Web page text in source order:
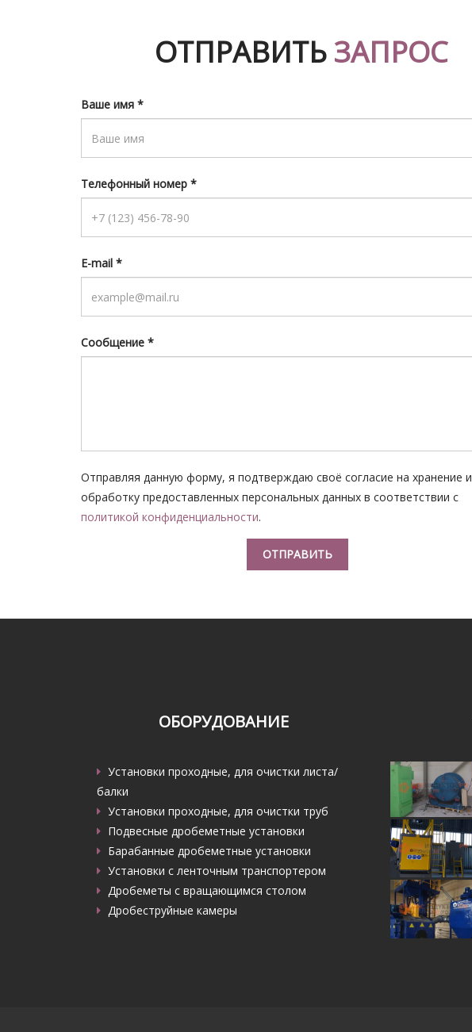
ОТПРАВИТЬ ЗАПРОС
Ваше имя *
Телефонный номер *
E-mail *
Сообщение *
Отправляя данную форму, я подтверждаю своё согласие на хранение и
обработку предоставленных персональных данных в соответствии с
политикой конфиденциальности.
ОТПРАВИТЬ
ОБОРУДОВАНИЕ
Установки проходные, для очистки листа/
балки
Установки проходные, для очистки труб
Подвесные дробеметные установки
Барабанные дробеметные установки
Установки с ленточным транспортером
Дробеметы с вращающимся столом
Дробеструйные камеры